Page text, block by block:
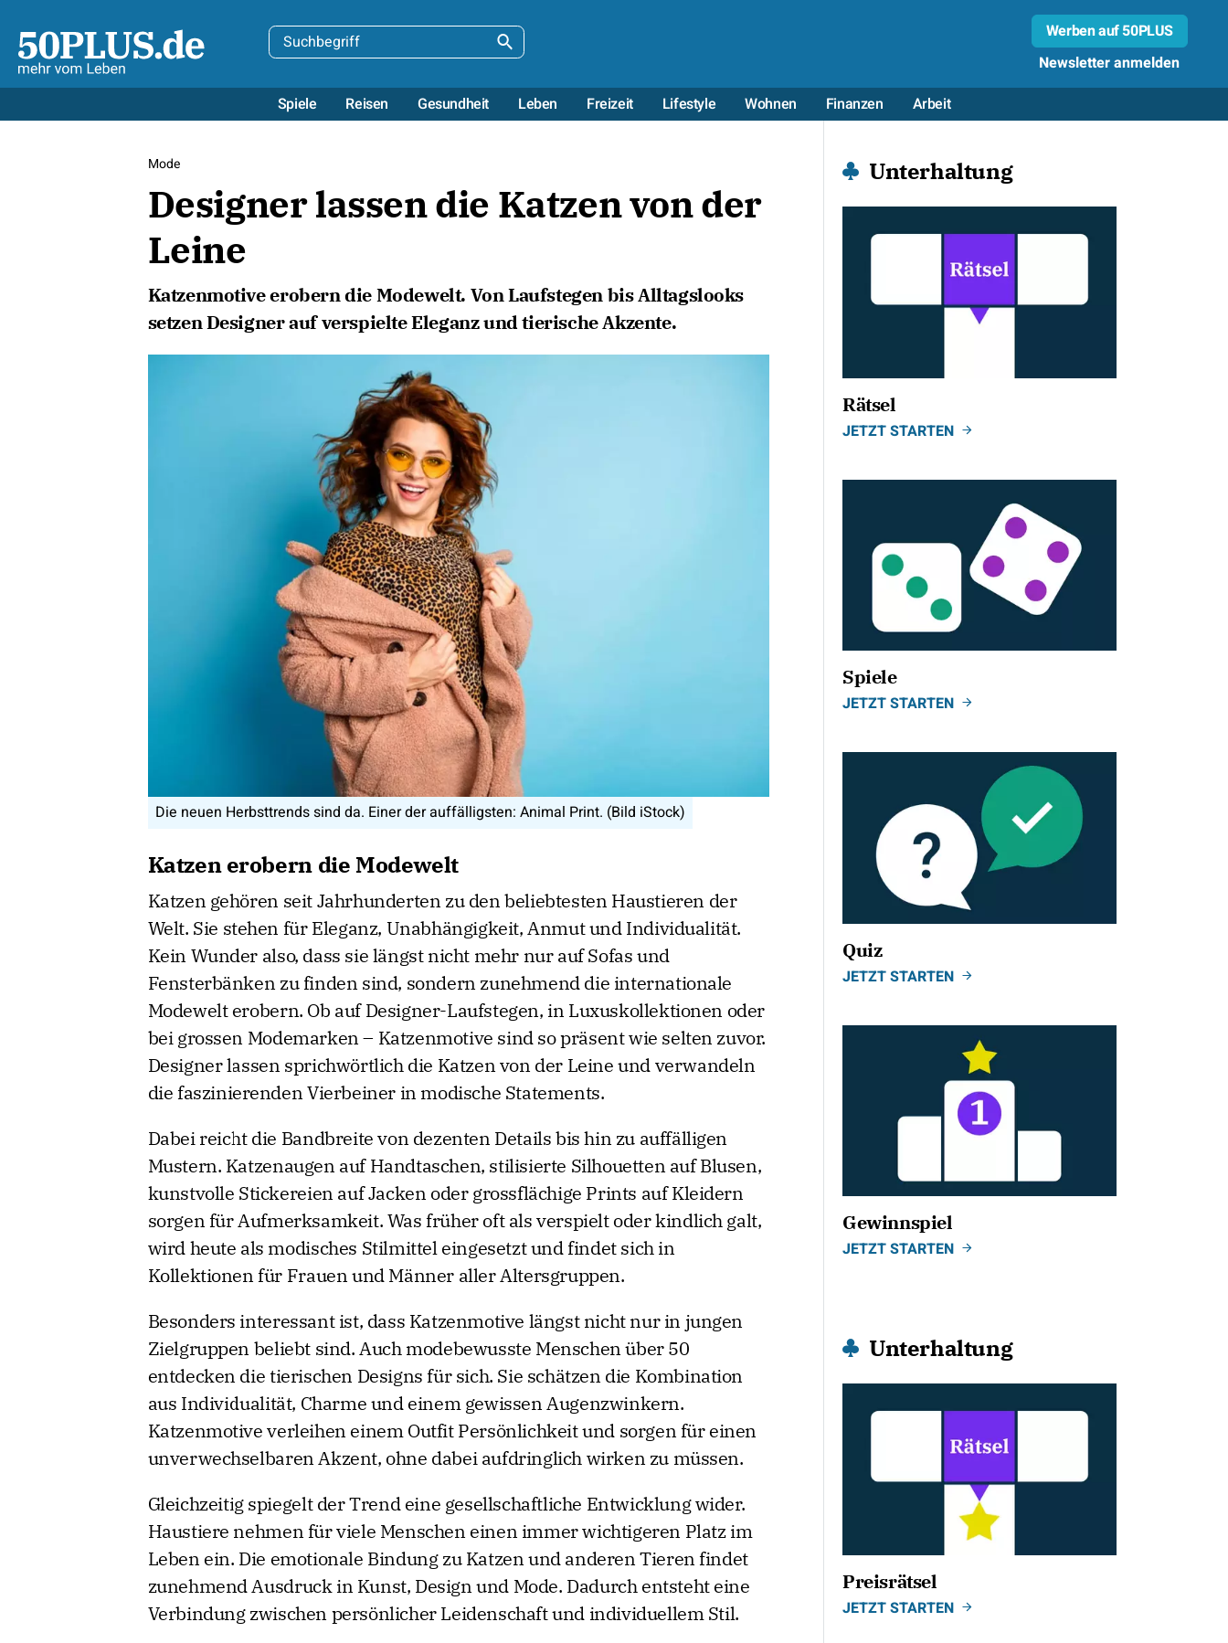
Werben auf 50PLUS
Newsletter anmelden
Spiele
Reisen Gesundheit Leben Freizeit Lifestyle Wohnen Finanzen Arbeit
Mode
Designer lassen die Katzen von der
Leine
Katzenmotive erobern die Modewelt. Von Laufstegen bis Alltagslooks
setzen Designer auf verspielte Eleganz und tierische Akzente.
Die neuen Herbsttrends sind da. Einer der auffälligsten: Animal Print. (Bild iStock)
Katzen erobern die Modewelt
Katzen gehören seit Jahrhunderten zu den beliebtesten Haustieren der
Welt. Sie stehen für Eleganz, Unabhängigkeit, Anmut und Individualität.
Kein Wunder also, dass sie längst nicht mehr nur auf Sofas und
Fensterbänken zu finden sind, sondern zunehmend die internationale
Modewelt erobern. Ob auf Designer-Laufstegen, in Luxuskollektionen oder
bei grossen Modemarken – Katzenmotive sind so präsent wie selten zuvor.
Designer lassen sprichwörtlich die Katzen von der Leine und verwandeln
die faszinierenden Vierbeiner in modische Statements.
Dabei reicht die Bandbreite von dezenten Details bis hin zu auffälligen
Mustern. Katzenaugen auf Handtaschen, stilisierte Silhouetten auf Blusen,
kunstvolle Stickereien auf Jacken oder grossflächige Prints auf Kleidern
sorgen für Aufmerksamkeit. Was früher oft als verspielt oder kindlich galt,
wird heute als modisches Stilmittel eingesetzt und findet sich in
Kollektionen für Frauen und Männer aller Altersgruppen.
Besonders interessant ist, dass Katzenmotive längst nicht nur in jungen
Zielgruppen beliebt sind. Auch modebewusste Menschen über 50
entdecken die tierischen Designs für sich. Sie schätzen die Kombination
aus Individualität, Charme und einem gewissen Augenzwinkern.
Katzenmotive verleihen einem Outfit Persönlichkeit und sorgen für einen
unverwechselbaren Akzent, ohne dabei aufdringlich wirken zu müssen.
Gleichzeitig spiegelt der Trend eine gesellschaftliche Entwicklung wider.
Haustiere nehmen für viele Menschen einen immer wichtigeren Platz im
Leben ein. Die emotionale Bindung zu Katzen und anderen Tieren findet
zunehmend Ausdruck in Kunst, Design und Mode. Dadurch entsteht eine
Verbindung zwischen persönlicher Leidenschaft und individuellem Stil.
Unterhaltung
Rätsel
JETZT STARTEN
Spiele
JETZT STARTEN
Quiz
JETZT STARTEN
Gewinnspiel
JETZT STARTEN
Unterhaltung
Preisrätsel
JETZT STARTEN